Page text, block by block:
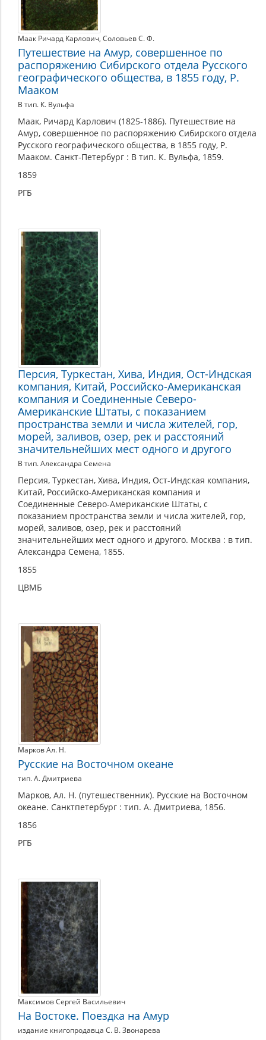
Маак Ричард Карлович, Соловьев С. Ф.
Путешествие на Амур, совершенное по
распоряжению Сибирского отдела Русского
географического общества, в 1855 году, Р.
Мааком
В тип. К. Вульфа
Маак, Ричард Карлович (1825-1886). Путешествие на
Амур, совершенное по распоряжению Сибирского отдела
Русского географического общества, в 1855 году, Р.
Мааком. Санкт-Петербург : В тип. К. Вульфа, 1859.
1859
РГБ
Персия, Туркестан, Хива, Индия, Ост-Индская
компания, Китай, Российско-Американская
компания и Соединенные Северо-
Американские Штаты, с показанием
пространства земли и числа жителей, гор,
морей, заливов, озер, рек и расстояний
значительнейших мест одного и другого
В тип. Александра Семена
Персия, Туркестан, Хива, Индия, Ост-Индская компания,
Китай, Российско-Американская компания и
Соединенные Северо-Американские Штаты, с
показанием пространства земли и числа жителей, гор,
морей, заливов, озер, рек и расстояний
значительнейших мест одного и другого. Москва : в тип.
Александра Семена, 1855.
1855
ЦВМБ
Марков Ал. Н.
Русские на Восточном океане
тип. А. Дмитриева
Марков, Ал. Н. (путешественник). Русские на Восточном
океане. Санктпетербург : тип. А. Дмитриева, 1856.
1856
РГБ
Максимов Сергей Васильевич
На Востоке. Поездка на Амур
издание книгопродавца С. В. Звонарева